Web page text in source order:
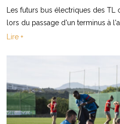
Les futurs bus électriques des
lors du passage d'un terminus à
Lire +